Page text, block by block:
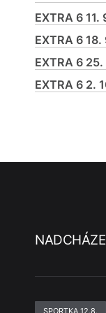
EXTRA 6
EXTRA 6
EXTRA 6
EXTRA 6 2.
SPORTKA 12.8.